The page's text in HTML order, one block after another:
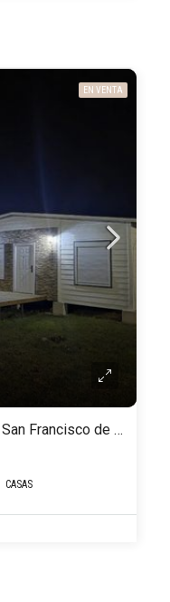
EN VENTA
VENTA Casa 2 dormitorios en San Francisco de las Sierras – Minas – Lavalleja
CASAS